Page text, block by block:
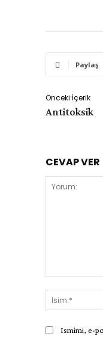
Paylaş
Önceki İçerik
Antitoksik
CEVAP VER
Ismimi, e-